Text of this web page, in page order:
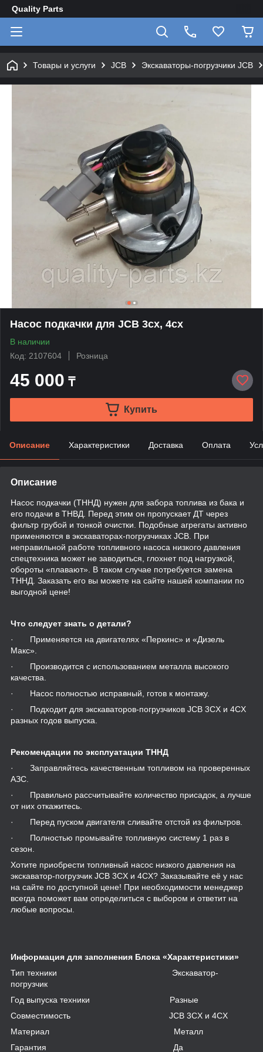
Quality Parts
Товары и услуги JCB Экскаваторы-погрузчики JCB
Насос подкачки для JCB 3cx, 4cx
В наличии
Код: 2107604
Розница
45 000 ₸
Купить
Описание Характеристики Доставка Оплата
Описание
Насос подкачки (ТННД) нужен для забора топлива из бака и
его подачи в ТНВД. Перед этим он пропускает ДТ через
фильтр грубой и тонкой очистки. Подобные агрегаты активно
применяются в экскаваторах-погрузчиках JCB. При
неправильной работе топливного насоса низкого давления
спецтехника может не заводиться, глохнет под нагрузкой,
обороты «плавают». В таком случае потребуется замена
ТННД. Заказать его вы можете на сайте нашей компании по
выгодной цене!
Что следует знать о детали?
· Применяется на двигателях «Перкинс» и «Дизель
Макс».
· Производится с использованием металла высокого
качества.
· Насос полностью исправный, готов к монтажу.
· Подходит для экскаваторов-погрузчиков JCB 3CX и 4CX
разных годов выпуска.
Рекомендации по эксплуатации ТННД
· Заправляйтесь качественным топливом на проверенных
АЗС.
· Правильно рассчитывайте количество присадок, а лучше
от них откажитесь.
· Перед пуском двигателя сливайте отстой из фильтров.
· Полностью промывайте топливную систему 1 раз в
сезон.
Хотите приобрести топливный насос низкого давления на
экскаватор-погрузчик JCB 3CX и 4CX? Заказывайте её у нас
на сайте по доступной цене! При необходимости менеджер
всегда поможет вам определиться с выбором и ответит на
любые вопросы.
Информация для заполнения Блока «Характеристики»
Тип техники Экскаватор-
погрузчик
Год выпуска техники Разные
Совместимость JCB 3CX и 4CX
Материал Металл
Гарантия Да